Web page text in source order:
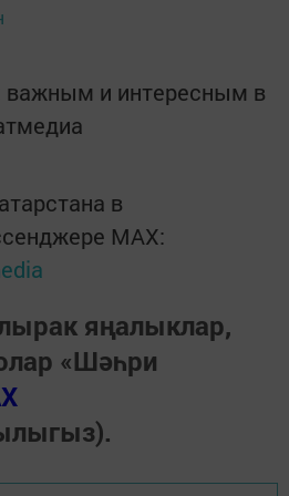
и интересным в
в
MАХ:
яңалыклар,
«Шәһри